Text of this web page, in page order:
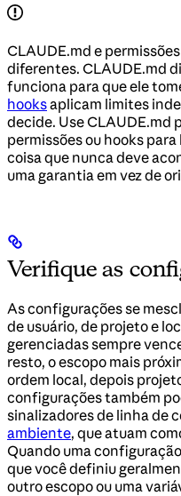
CLAUDE.md e
diferentes. CLAUDE.md
funciona para que ele
hooksaplicam limites
decide. Use CLAUDE.md
permissões ou hooks
coisa que nunca deve
uma garantia em vez de
Verifique as
As configurações se
de usuário, de projeto e
gerenciadas sempre
resto, o escopo mais
ordem local, depois
configurações também
sinalizadores de linha de
ambiente, que atuam
Quando uma
que você definiu
outro escopo ou uma